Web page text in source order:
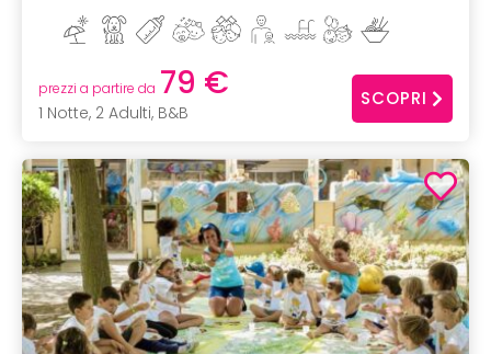
prezzi a partire da 79 €
1 Notte, 2 Adulti, B&B
SCOPRI